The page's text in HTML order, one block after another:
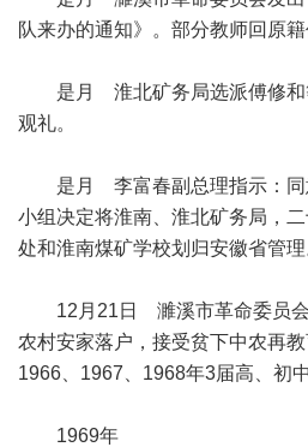
队来办的通知》。部分教师回原籍
是月 淮北矿务局选派傅修和
观礼。
是月 李富春副总理指示：同
小组决定将淮南、淮北矿务局，
处和淮南煤矿学校划归安徽省管理
12月21日 濉溪市革命委员会
农村安家落户，接受贫下中农再
1966、1967、1968年3届高、初
1969年